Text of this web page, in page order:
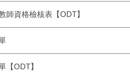
師資格檢核表【ODT】
【ODT】